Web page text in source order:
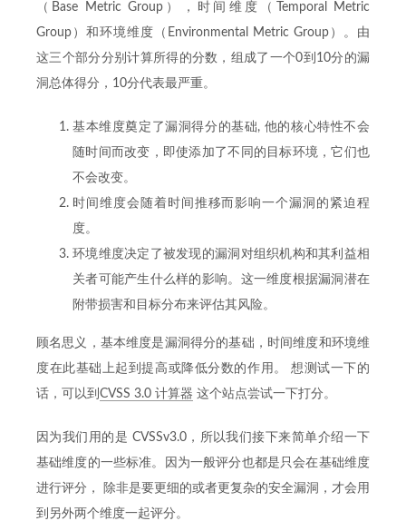
（Base Metric Group），时间维度（Temporal Metric
Group）和环境维度（Environmental Metric Group）。由
这三个部分分别计算所得的分数，组成了一个0到10分的漏
洞总体得分，10分代表最严重。
基本维度奠定了漏洞得分的基础, 他的核心特性不会
随时间而改变，即使添加了不同的目标环境，它们也
不会改变。
时间维度会随着时间推移而影响一个漏洞的紧迫程
度。
环境维度决定了被发现的漏洞对组织机构和其利益相
关者可能产生什么样的影响。这一维度根据漏洞潜在
附带损害和目标分布来评估其风险。
顾名思义，基本维度是漏洞得分的基础，时间维度和环境维
度在此基础上起到提高或降低分数的作用。 想测试一下的
话，可以到 CVSS 3.0 计算器 这个站点尝试一下打分。
因为我们用的是 CVSSv3.0，所以我们接下来简单介绍一下
基础维度的一些标准。因为一般评分也都是只会在基础维度
进行评分， 除非是要更细的或者更复杂的安全漏洞，才会用
到另外两个维度一起评分。